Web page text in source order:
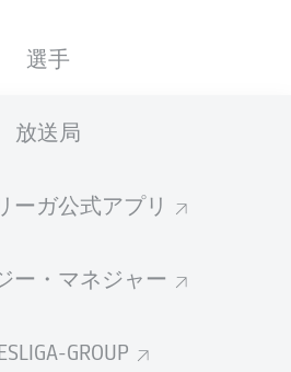
選手
放送局
ーガ公式アプリ
ー・マネジャー
GROUP
Jano ter Horst
Makridis
Jorrit Hendrix
Mees